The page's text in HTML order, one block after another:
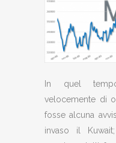
In quel
velocemente di
fosse alcuna
invaso il